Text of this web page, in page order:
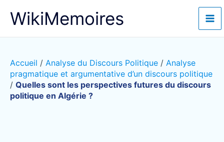
WikiMemoires
Accueil / Analyse du Discours Politique / Analyse
pragmatique et argumentative d’un discours politique
/ Quelles sont les perspectives futures du discours
politique en Algérie ?